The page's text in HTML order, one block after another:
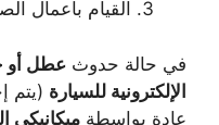
القيام بأعمال
في حالة حدوث عطل أو
الإلكترونية للسيارة (يتم
عادة بواسطة ميكانيكي